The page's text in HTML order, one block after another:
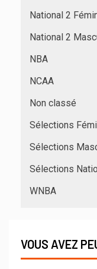
National 2
National 2
NBA
NCAA
Non classé
Sélections
Sélections
Sélections
WNBA
VOUS AVEZ